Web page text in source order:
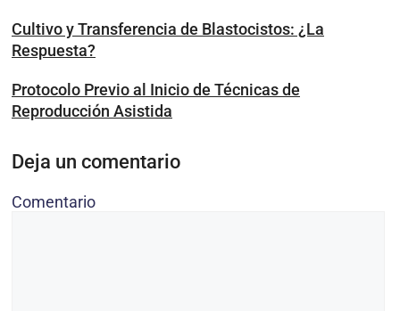
Cultivo y Transferencia de Blastocistos: ¿La
Respuesta?
Protocolo Previo al Inicio de Técnicas de
Reproducción Asistida
Deja un comentario
Comentario